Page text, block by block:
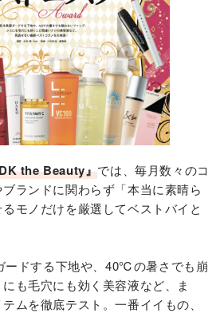
the Beauty』では、毎月数々のコ
ランドに関わらず「本当に素晴ら
モノだけを厳選してベストバイと
ードする下地や、40℃の暑さでも崩
も毛穴にも効く美容液など、ま
ムを徹底テスト。一番イイもの、